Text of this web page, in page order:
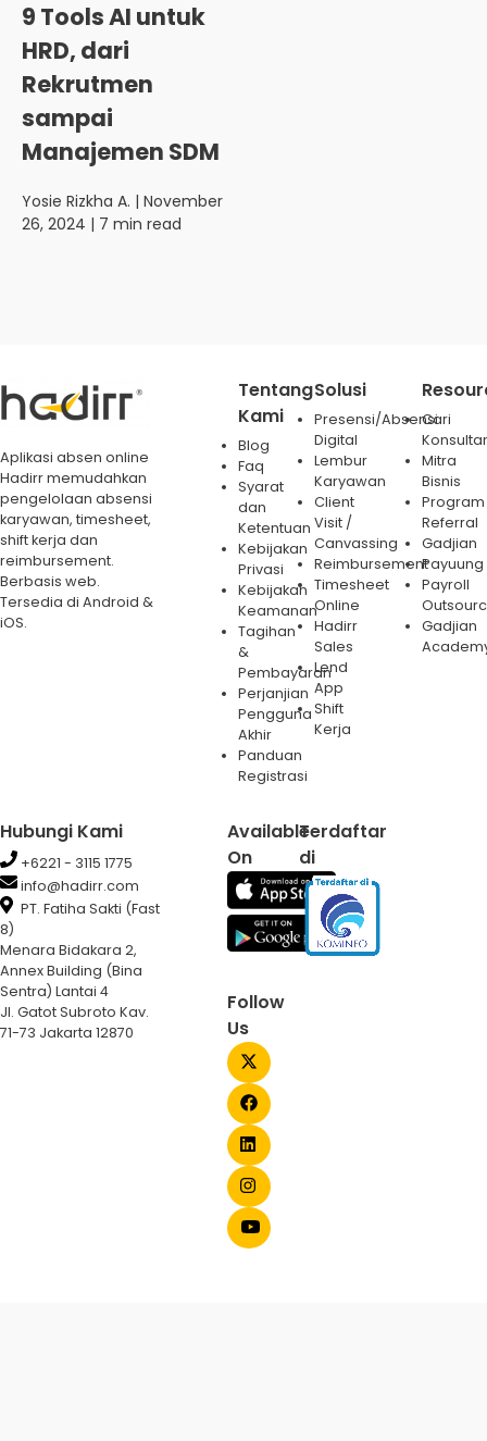
9 Tools AI untuk
HRD, dari
Rekrutmen
sampai
Manajemen SDM
Yosie Rizkha A. | November
26, 2024 | 7 min read
Aplikasi absen online
Hadirr memudahkan
pengelolaan absensi
karyawan, timesheet,
shift kerja dan
reimbursement.
Berbasis web.
Tersedia di Android &
iOS.
Tentang
Kami
Blog
Faq
Syarat
dan
Ketentuan
Kebijakan
Privasi
Kebijakan
Keamanan
Tagihan
&
Pembayaran
Perjanjian
Pengguna
Akhir
Panduan
Registrasi
Solusi
Presensi/Absensi
Digital
Lembur
Karyawan
Client
Visit /
Canvassing
Reimbursement
Timesheet
Online
Hadirr
Sales
Lend
App
Shift
Kerja
Cari
Mitra
Bisnis
Program
Referral
Gadjian
Payuung
Payroll
Gadjian
Hubungi Kami
+6221 - 3115 1775
info@hadirr.com
PT. Fatiha Sakti (Fast
8)
Menara Bidakara 2,
Annex Building (Bina
Sentra) Lantai 4
Jl. Gatot Subroto Kav.
71-73 Jakarta 12870
Available
On
Follow
Us
Terdaftar
di